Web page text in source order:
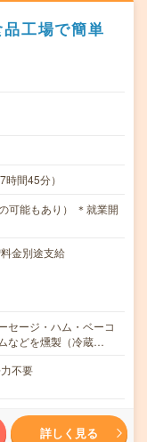
工場で簡単
間45分）
可能もあり） ＊就業開
金別途支給
セージ・ハム・ベーコ
などを燻製（冷蔵…
不要
詳しく見る